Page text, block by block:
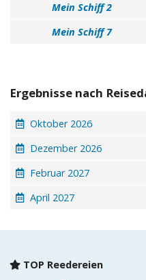
Mein Schiff 2
Mein Schiff 7
Ergebnisse nach
Oktober 2026
Dezember 2026
Februar 2027
April 2027
TOP Reedereien